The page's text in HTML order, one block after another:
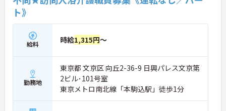
て収入もやりがいもアップします。
ト》
給料 時給1,315円～
勤務地
東京都 文京区 向丘2-36-9 日興パレス文京第
2ビル･101号室
東京メトロ南北線「本駒込駅」徒歩1分